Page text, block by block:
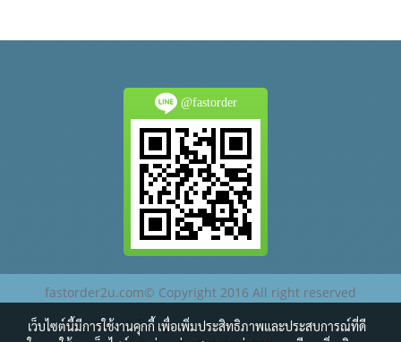
@fastorder
fastorder2u.com© Copyright 2016 All right reserved
เว็บไซต์นี้จัดทำโดยผู้ร่วมธุรกิจ RS ULIFE ผู้จัดจำหน่าย
เว็บไซต์นี้มีการใช้งานคุกกี้ เพื่อเพิ่มประสิทธิภาพและประสบการณ์ที่ดี